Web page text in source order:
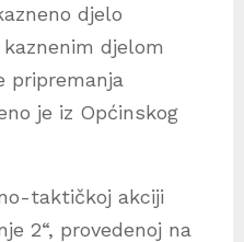
djelo
djelom
pripremanja
je iz Općinskog
taktičkoj akciji
2“, provedenoj na